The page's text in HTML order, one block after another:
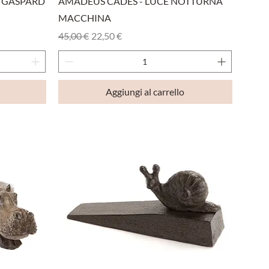
MACCHINA
Prezzo regolare
45,00 € Prezzo scontato
22,50 €
Aggiungi al carrello